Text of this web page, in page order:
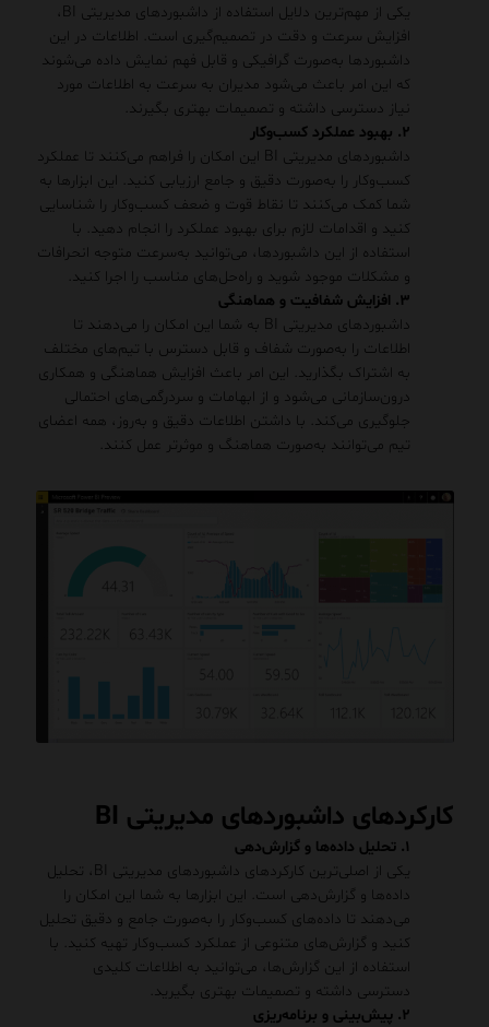
یکی از مهم‌ترین دلایل استفاده از داشبوردهای مدیریتی BI،
افزایش سرعت و دقت در تصمیم‌گیری است. اطلاعات در این
داشبوردها به‌صورت گرافیکی و قابل فهم نمایش داده می‌شوند
که این امر باعث می‌شود مدیران به سرعت به اطلاعات مورد
نیاز دسترسی داشته و تصمیمات بهتری بگیرند.
۲. بهبود عملکرد کسب‌وکار
داشبوردهای مدیریتی BI این امکان را فراهم می‌کنند تا عملکرد
کسب‌وکار را به‌صورت دقیق و جامع ارزیابی کنید. این ابزارها به
شما کمک می‌کنند تا نقاط قوت و ضعف کسب‌وکار را شناسایی
کنید و اقدامات لازم برای بهبود عملکرد را انجام دهید. با
استفاده از این داشبوردها، می‌توانید به‌سرعت متوجه انحرافات
و مشکلات موجود شوید و راه‌حل‌های مناسب را اجرا کنید.
۳. افزایش شفافیت و هماهنگی
داشبوردهای مدیریتی BI به شما این امکان را می‌دهند تا
اطلاعات را به‌صورت شفاف و قابل دسترس با تیم‌های مختلف
به اشتراک بگذارید. این امر باعث افزایش هماهنگی و همکاری
درون‌سازمانی می‌شود و از ابهامات و سردرگمی‌های احتمالی
جلوگیری می‌کند. با داشتن اطلاعات دقیق و به‌روز، همه اعضای
تیم می‌توانند به‌صورت هماهنگ و موثرتر عمل کنند.
کارکردهای داشبوردهای مدیریتی BI
۱. تحلیل داده‌ها و گزارش‌دهی
یکی از اصلی‌ترین کارکردهای داشبوردهای مدیریتی BI، تحلیل
داده‌ها و گزارش‌دهی است. این ابزارها به شما این امکان را
می‌دهند تا داده‌های کسب‌وکار را به‌صورت جامع و دقیق تحلیل
کنید و گزارش‌های متنوعی از عملکرد کسب‌وکار تهیه کنید. با
استفاده از این گزارش‌ها، می‌توانید به اطلاعات کلیدی
دسترسی داشته و تصمیمات بهتری بگیرید.
۲. پیش‌بینی و برنامه‌ریزی